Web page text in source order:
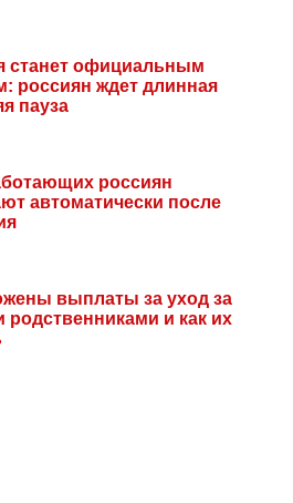
станет официальным
россиян ждет длинная
пауза
россиян
автоматически после
выплаты за уход за
и как их